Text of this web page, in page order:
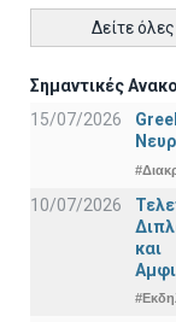
Δείτε
Σημαντικές
15/07/2026
10/07/2026
και